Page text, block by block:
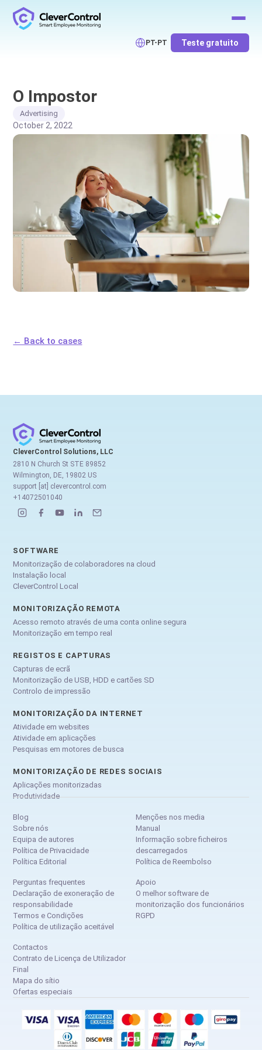
PT-PT Teste gratuito
O Impostor
Advertising
October 2, 2022
← Back to cases
CleverControl Solutions, LLC
2810 N Church St STE 89852
Wilmington, DE, 19802 US
support [at] clevercontrol.com
+14072501040
SOFTWARE
Monitorização de colaboradores na cloud
Instalação local
CleverControl Local
MONITORIZAÇÃO REMOTA
Acesso remoto através de uma conta online segura
Monitorização em tempo real
REGISTOS E CAPTURAS
Capturas de ecrã
Monitorização de USB, HDD e cartões SD
Controlo de impressão
MONITORIZAÇÃO DA INTERNET
Atividade em websites
Atividade em aplicações
Pesquisas em motores de busca
MONITORIZAÇÃO DE REDES SOCIAIS
Aplicações monitorizadas
Produtividade
Blog
Sobre nós
Equipa de autores
Política de Privacidade
Política Editorial
Menções nos media
Manual
Informação sobre ficheiros
descarregados
Política de Reembolso
Perguntas frequentes
Declaração de exoneração de
responsabilidade
Termos e Condições
Política de utilização aceitável
Apoio
O melhor software de
monitorização dos funcionários
RGPD
Contactos
Contrato de Licença de Utilizador
Final
Mapa do sítio
Ofertas especiais